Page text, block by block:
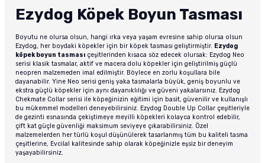
Ezydog Köpek Boyun Tasması
Boyutu ne olursa olsun, hangi ırka veya yaşam evresine sahip olursa olsun
Ezydog, her boydaki köpekler için bir köpek tasması geliştirmiştir. Ezydog
köpek boyun tasması çeşitlerinden kısaca söz edecek olursak: Ezydog Neo
serisi klasik tasmalar, aktif ve macera dolu köpekler için geliştirilmiş güçlü
neopren malzemeden imal edilmiştir. Böylece en zorlu koşullara bile
dayanabilir. Yine Neo serisi geniş yaka tasmalarla büyük, geniş boyunlu ve
ekstra güçlü köpekler için aynı dayanıklılığı ve güveni yakalarsınız. Ezydog
Chekmate Collar serisi ile köpeğinizin eğitimi için basit, güvenilir ve kullanışlı
bu mükemmel modelleri deneyebilirsiniz. Ezydog Double Up Collar çeşitleriyle
de gezinti esnasında çekiştimeye meyilli köpekleri kolayca kontrol edebilir,
çift kat güçle güvenliği maksimum seviyeye çıkarabilirsiniz. Özel
malzemelerden her türlü koşul düşünülerek tasarlanmış tüm bu kaliteli tasma
çeşitlerine, Evcilal kalitesinde sahip olarak köpeğinizle eşsiz bir deneyim
yaşayabilirsiniz.